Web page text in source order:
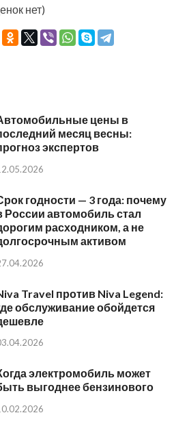
нет)
цены в
месяц весны:
экспертов
годности — 3 года: почему
России автомобиль стал
расходником, а не
активом
Travel против Niva Legend:
обслуживание обойдется
электромобиль может
выгоднее бензинового